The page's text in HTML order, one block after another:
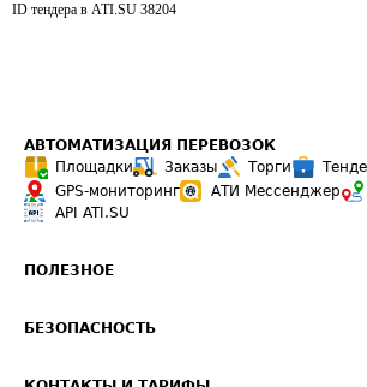
ID тендера в ATI.SU 38204
АВТОМАТИЗАЦИЯ ПЕРЕВОЗОК
Площадки
Заказы Торги
GPS-мониторинг
АТИ Мессенджер
API ATI.SU
ПОЛЕЗНОЕ
Звезды ATI.SU на вашем сайте
БЕЗОПАСНОСТЬ